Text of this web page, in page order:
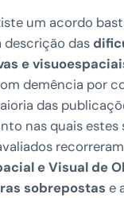
um acordo
descrição das
e
demência por
das
nas quais estes
e Visual de
sobrepostas e